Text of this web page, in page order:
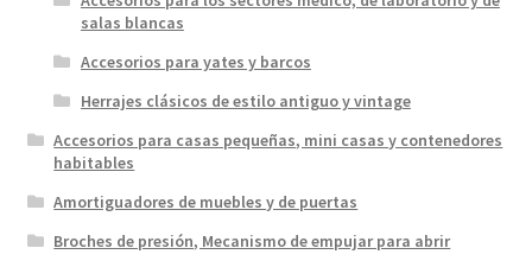
salas blancas
Accesorios para yates y barcos
Herrajes clásicos de estilo antiguo y vintage
Accesorios para casas pequeñas, mini casas y contenedores
habitables
Amortiguadores de muebles y de puertas
Broches de presión, Mecanismo de empujar para abrir